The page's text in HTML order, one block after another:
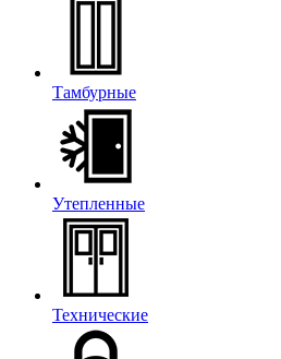
Тамбурные
Утепленные
Технические